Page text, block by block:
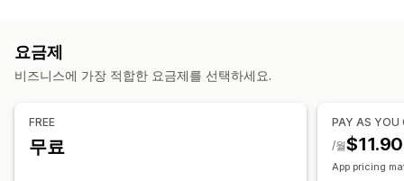
재고
품절 상품 숨기기
재고 사용 가능성
재고 보유 표시
요금제
비즈니스에 가장 적합한 요금제를 선택하세요.
FREE
무료
PAY AS YOU
$11.90
/월
App pricing